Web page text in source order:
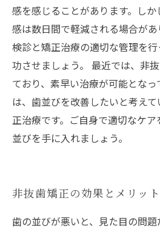
感を感じることがあります。し
感は数日間で軽減される場合が
検診と矯正治療の適切な管理を
功させましょう。 最近では、非
ており、素早い治療が可能とな
は、歯並びを改善したいと考え
正治療です。ご自身で適切なケ
並びを手に入れましょう。
非抜歯矯正の効果とメリット
歯の並びが悪いと、見た目の問